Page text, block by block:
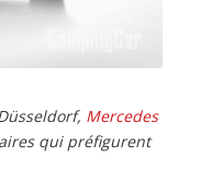
Mercedes
qui préfigurent